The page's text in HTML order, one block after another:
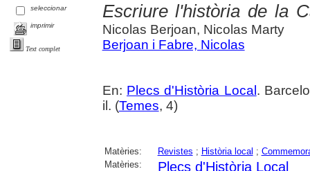
seleccionar
imprimir
Text complet
Escriure l'història de la
Nicolas Berjoan, Nicolas Marty
Berjoan i Fabre, Nicolas
En: Plecs d'Història Local .
il. (Temes, 4)
Matèries: Revistes ; Història local ;
Matèries:
Plecs d'Història Local